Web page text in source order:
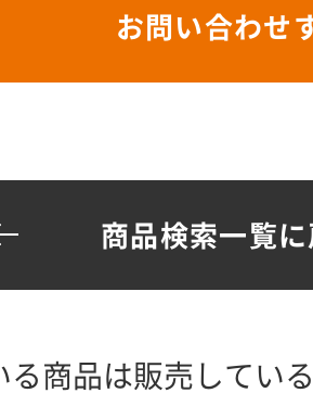
お問い合わせ
商品検索一覧
る商品は販売してい